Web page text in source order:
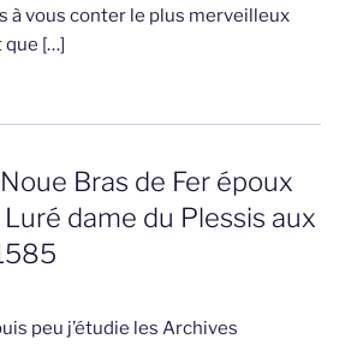
à vous conter le plus merveilleux
que […]
Bras de Fer époux
dame du Plessis aux
peu j’étudie les Archives